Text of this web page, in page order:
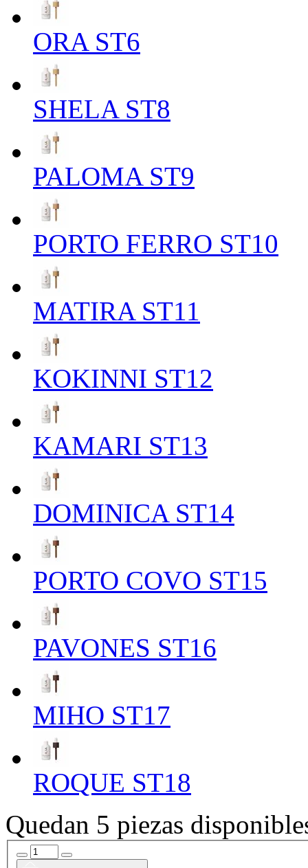
ORA ST6
SHELA ST8
PALOMA ST9
PORTO FERRO ST10
MATIRA ST11
KOKINNI ST12
KAMARI ST13
DOMINICA ST14
PORTO COVO ST15
PAVONES ST16
MIHO ST17
ROQUE ST18
Quedan 5 piezas